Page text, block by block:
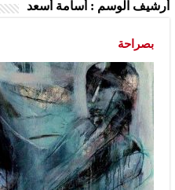
أرشيف الوسم : أسامة أسعد
بصراحة